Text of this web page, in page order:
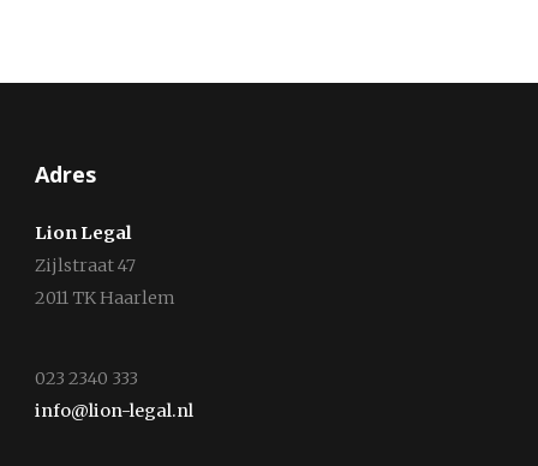
Adres
Lion Legal
Zijlstraat 47
2011 TK Haarlem
023 2340 333
info@lion-legal.nl